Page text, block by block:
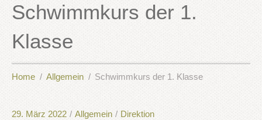
Schwimmkurs der 1.
Klasse
Home Allgemein Schwimmkurs der 1. Klasse
29. März 2022 / Allgemein / Direktion